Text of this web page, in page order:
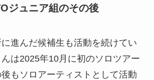
ジュニア組のその後
進んだ候補生も活動を続けてい
は2025年10月に初のソロツアー
もソロアーティストとして活動